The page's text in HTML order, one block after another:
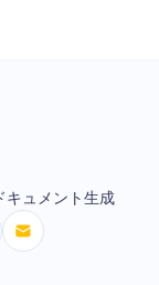
キュメント生成